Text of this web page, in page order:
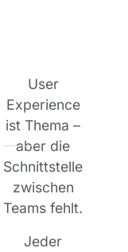
User
Experience
ist Thema –
aber die
Schnittstelle
zwischen
Teams fehlt.
Jeder